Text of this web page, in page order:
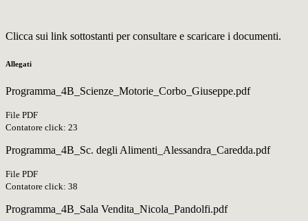
Clicca sui link sottostanti per consultare e scaricare i documenti.
Allegati
Programma_4B_Scienze_Motorie_Corbo_Giuseppe.pdf
File PDF
Contatore click: 23
Programma_4B_Sc. degli Alimenti_Alessandra_Caredda.pdf
File PDF
Contatore click: 38
Programma_4B_Sala Vendita_Nicola_Pandolfi.pdf